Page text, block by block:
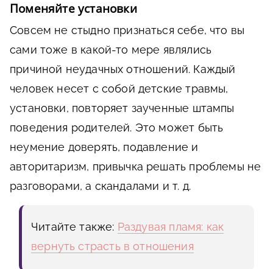
Поменяйте установки
Совсем не стыдно признаться себе, что вы
сами тоже в какой-то мере являлись
причиной неудачных отношений. Каждый
человек несет с собой детские травмы,
установки, повторяет заученные штампы
поведения родителей. Это может быть
неумение доверять, подавление и
авторитаризм, привычка решать проблемы не
разговорами, а скандалами и т. д.
Читайте также: Раздувая пламя: как
вернуть страсть в отношения